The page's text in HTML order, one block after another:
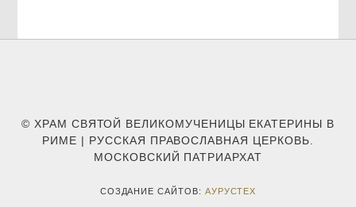
© ХРАМ СВЯТОЙ ВЕЛИКОМУЧЕНИЦЫ ЕКАТЕРИНЫ В
РИМЕ | РУССКАЯ ПРАВОСЛАВНАЯ ЦЕРКОВЬ.
МОСКОВСКИЙ ПАТРИАРХАТ
СОЗДАНИЕ САЙТОВ: АУРУСТЕХ